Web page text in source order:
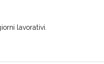
lavorativi.